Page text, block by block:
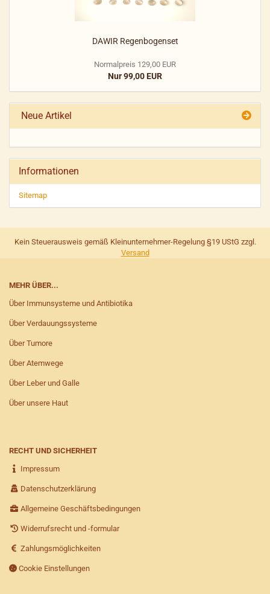
DAWIR Regenbogenset
Normalpreis 129,00 EUR
Nur 99,00 EUR
Neue Artikel
Informationen
Sitemap
Kein Steuerausweis gemäß Kleinunternehmer-Regelung §19 UStG zzgl.
Versand
MEHR ÜBER...
Über Immunsysteme und Antibiotika
Über Verdauungssysteme
Über Tumore
Über Atemwege
Über Leber und Galle
Über unsere Haut
RECHT UND SICHERHEIT
Impressum
Datenschutzerklärung
Allgemeine Geschäftsbedingungen
Widerrufsrecht und -formular
Zahlungsmöglichkeiten
Cookie Einstellungen